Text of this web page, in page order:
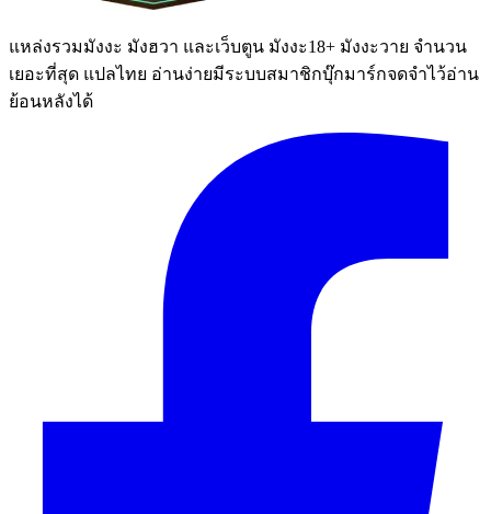
แหล่งรวมมังงะ มังฮวา และเว็บตูน มังงะ18+ มังงะวาย จำนวน
เยอะที่สุด แปลไทย อ่านง่ายมีระบบสมาชิกบุ๊กมาร์กจดจำไว้อ่าน
ย้อนหลังได้